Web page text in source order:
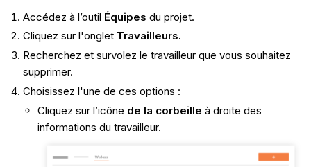
Accédez à l’outil Équipes du projet.
Cliquez sur l'onglet Travailleurs.
Recherchez et survolez le travailleur que vous souhaitez
supprimer.
Choisissez l'une de ces options :
Cliquez sur l’icône de la corbeille à droite des
informations du travailleur.